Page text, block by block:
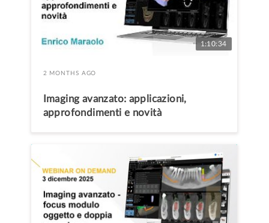
1:10:34
2 MONTHS AGO
Imaging avanzato: applicazioni,
approfondimenti e novità